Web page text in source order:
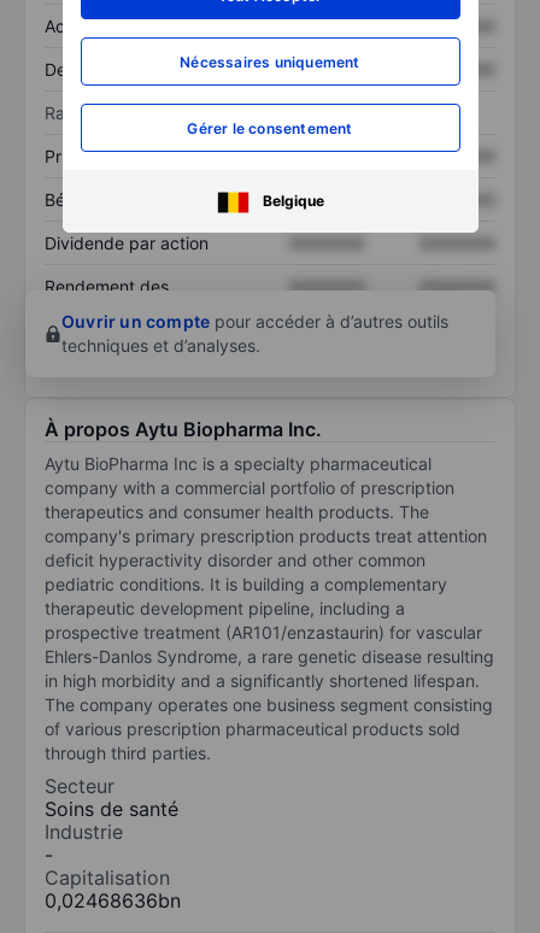
Nécessaires uniquement
Gérer le consentement
Belgique
Actif total XXXXXXX XXXXXXX
Dette totale XXXXXXX
Ratios
Prix / ventes XXXXXXX XXXXXXX
Bénéfice par action XXXXXXX
Dividende par action
Rendement des
XXXXXXX
XXXXXXX
Ouvrir un compte pour accéder à d’autres outils
techniques et d’analyses.
À propos Aytu Biopharma Inc.
Aytu BioPharma Inc is a specialty pharmaceutical
company with a commercial portfolio of prescription
therapeutics and consumer health products. The
company's primary prescription products treat attention
deficit hyperactivity disorder and other common
pediatric conditions. It is building a complementary
therapeutic development pipeline, including a
prospective treatment (AR101/enzastaurin) for vascular
Ehlers-Danlos Syndrome, a rare genetic disease resulting
in high morbidity and a significantly shortened lifespan.
The company operates one business segment consisting
of various prescription pharmaceutical products sold
through third parties.
Secteur
Soins de santé
Industrie
-
Capitalisation
0,02468636bn